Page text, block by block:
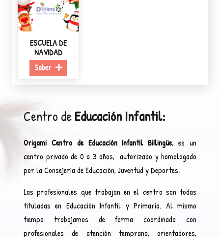
ESCUELA DE
NAVIDAD
Saber
Centro deEducación Infantil:
Origami Centro de Educación Infantil BiIlingüe, es un
centro privado de 0 a 3 años, autorizado y homologado
por la Consejería de Educación, Juventud y Deportes.
Las profesionales que trabajan en el centro son todas
tituladas en Educación Infantil y Primaria. Al mismo
tiempo trabajamos de forma coordinada con
profesionales de atención temprana, orientadores,